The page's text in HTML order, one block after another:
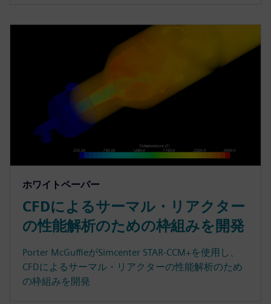
ホワイトペーパー
CFDによるサーマル・リアクター
の性能解析のための枠組みを開発
Porter McGuffieがSimcenter STAR-CCM+を使用し、
CFDによるサーマル・リアクターの性能解析のため
の枠組みを開発